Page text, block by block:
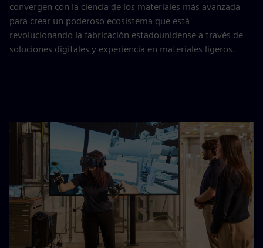
convergen con la ciencia de los materiales más avanzada
para crear un poderoso ecosistema que está
revolucionando la fabricación estadounidense a través de
soluciones digitales y experiencia en materiales ligeros.